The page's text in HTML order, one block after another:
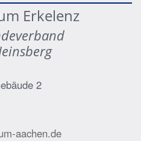
Erkelenz
2
aachen.de